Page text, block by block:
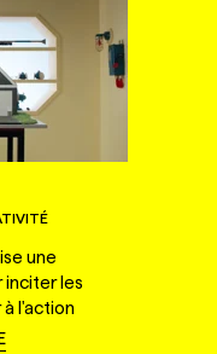
une
les
à l'action